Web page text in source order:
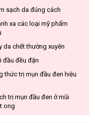
sạch da đúng cách
xa các loại mỹ phẩm
da chết thường xuyên
đầu đều đặn
thức trị mụn đầu đen hiệu
trị mụn đầu đen ở mũi
ong